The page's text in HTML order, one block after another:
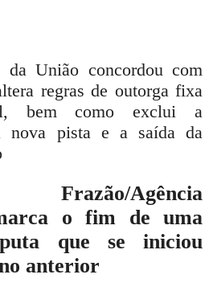
da União concordou com
regras de outorga fixa
bem como exclui a
nova pista e a saída da
Agência
o fim de uma
que se iniciou
anterior